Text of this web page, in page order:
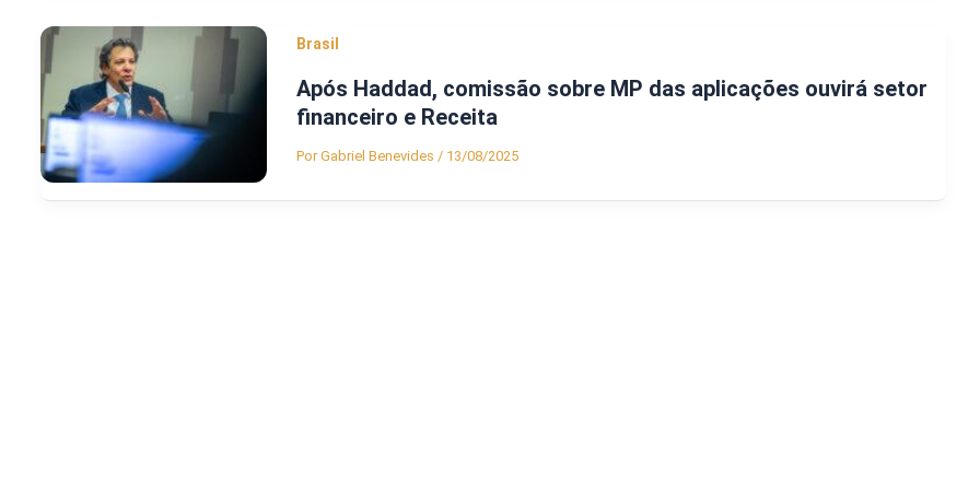
Brasil
Após Haddad, comissão sobre MP das aplicações ouvirá setor
financeiro e Receita
PorGabriel Benevides / 13/08/2025